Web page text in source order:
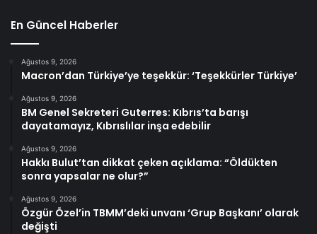
En Güncel Haberler
Ağustos 9, 2026
Macron’dan Türkiye’ye teşekkür: ‘Teşekkürler Türkiye’
Ağustos 9, 2026
BM Genel Sekreteri Guterres: Kıbrıs’ta barışı
dayatamayız, Kıbrıslılar inşa edebilir
Ağustos 9, 2026
Hakkı Bulut’tan dikkat çeken açıklama: “Öldükten
sonra yapsalar ne olur?”
Ağustos 9, 2026
Özgür Özel’in TBMM’deki unvanı ‘Grup Başkanı’ olarak
değişti